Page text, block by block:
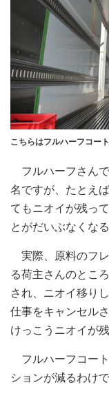
こちらはフルハーフコー
フルハーフさん
名ですが、たとえ
てもニオイが残っ
とがだいぶなくな
実際、原料のフ
る荷主さんのとこ
され、ニオイ移り
仕事をキャンセル
けっこうニオイが
フルハーフコー
ションが減るわけで